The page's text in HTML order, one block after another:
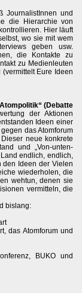
JournalistInnen und
die Hierarchie von
Hier läuft
wo sie mit wem
geben usw.
die Kontakte zu
zu Medienleuten
Eure Ideen
(Debatte
der Aktionen
Ideen einer
das Atomforum
neue konkrete
und „Von-unten-
endlich, endlich,
den Ideen der Vielen
wiederholen, die
wehtun, denen sie
vermitteln, die
bislang:
das Atomforum und
BUKO und